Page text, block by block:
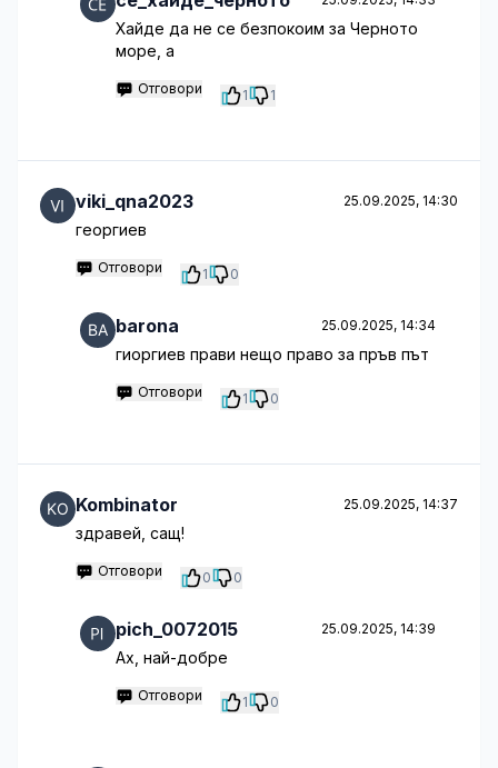
Хайде да не се безпокоим за Черното
море, а
Отговори 1 1
viki_qna2023 25.09.2025, 14:30
георгиев
Отговори 1 0
barona 25.09.2025, 14:34
гиоргиев прави нещо право за пръв път
Отговори 1 0
Kombinator 25.09.2025, 14:37
здравей, сащ!
Отговори 0 0
pich_0072015 25.09.2025, 14:39
Ах, най-добре
Отговори 1 0